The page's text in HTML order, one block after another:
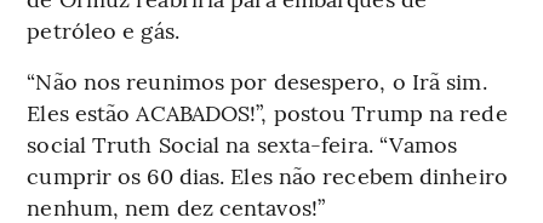
petróleo e gás.
“Não nos reunimos por desespero, o Irã sim.
Eles estão ACABADOS!”, postou Trump na rede
social Truth Social na sexta-feira. “Vamos
cumprir os 60 dias. Eles não recebem dinheiro
nenhum, nem dez centavos!”